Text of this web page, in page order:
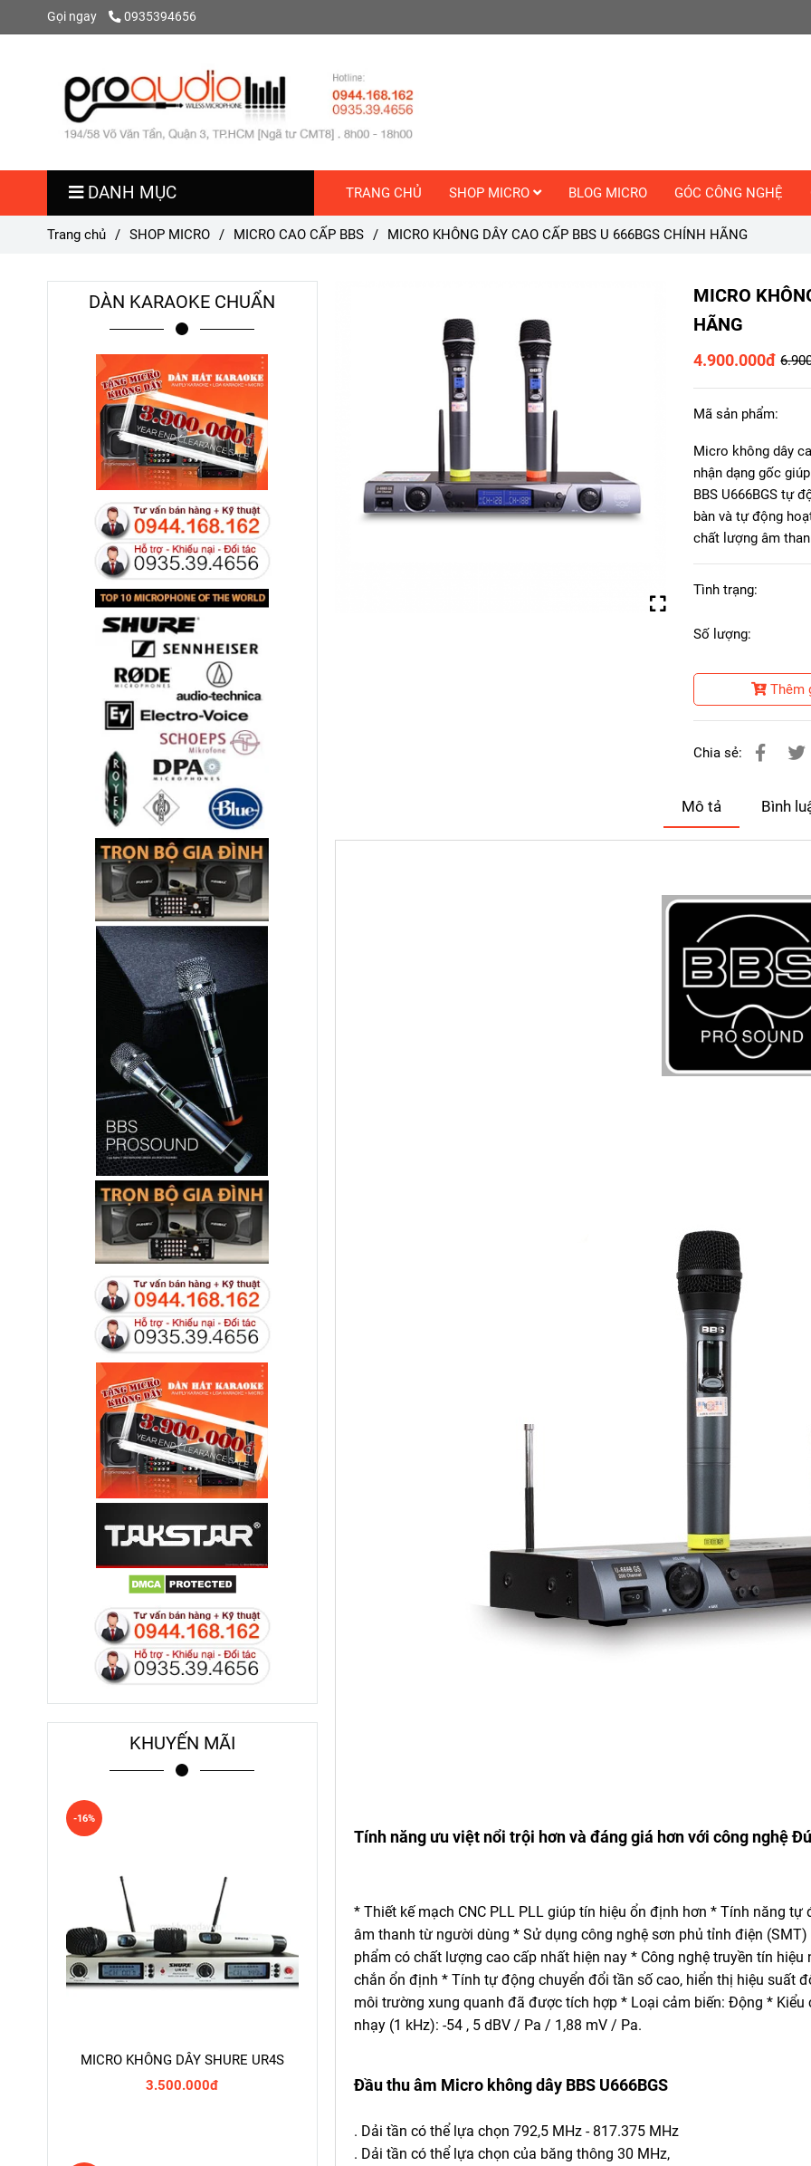
Gọi ngay 0935394656
DANH MỤC TRANG CHỦ SHOP MICRO BLOG MICRO GÓC CÔNG NGHỆ
Trang chủ / SHOP MICRO / MICRO CAO CẤP BBS / MICRO KHÔNG DÂY CAO CẤP BBS U 666BGS CHÍNH HÃNG
MICRO
HÃNG
4.900.000đ
Mã sản phẩm:
Micro không dây
nhận dạng gốc
BBS U666BGS tự
bàn và tự động
chất lượng âm
Tình trạng:
Số lượng:
Thêm
Chia sẻ:
Mô tả Bình
Tính năng ưu việt nổi trội hơn và đáng giá hơn với công nghệ
* Thiết kế mạch CNC PLL PLL giúp tín hiệu ổn định hơn * Tính năng
âm thanh từ người dùng * Sử dụng công nghệ sơn phủ tỉnh điện
phẩm có chất lượng cao cấp nhất hiện nay * Công nghệ truyền tín
chắn ổn định * Tính tự động chuyển đổi tần số cao, hiển thị hiệu suất
môi trường xung quanh đã được tích hợp * Loại cảm biến: Động *
nhạy (1 kHz): -54 , 5 dBV / Pa / 1,88 mV / Pa.
Đầu thu âm Micro không dây BBS U666BGS
. Dải tần có thể lựa chọn 792,5 MHz - 817.375 MHz
. Dải tần có thể lựa chọn của băng thông 30 MHz,
DÀN KARAOKE CHUẨN
KHUYẾN MÃI
MICRO KHÔNG DÂY SHURE UR4S
3.500.000đ
-16%